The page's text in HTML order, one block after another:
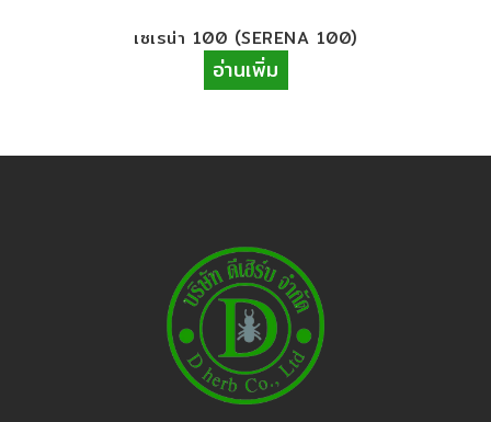
เซเรน่า​ 100 (SERENA 100)
อ่านเพิ่ม